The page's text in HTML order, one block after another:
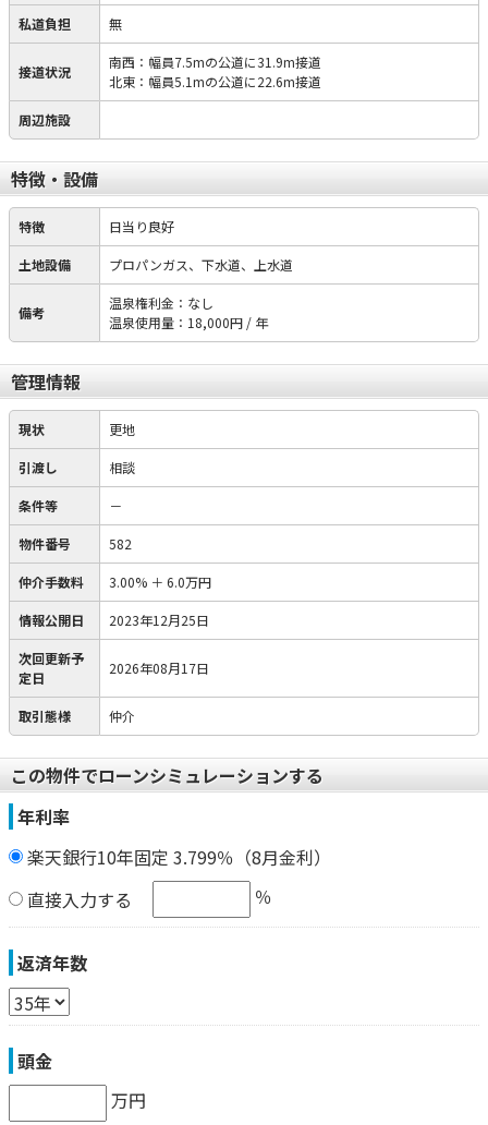
私道負担 無
接道状況
南西：幅員7.5mの公道に31.9m接道
北東：幅員5.1mの公道に22.6m接道
周辺施設
特徴・設備
特徴 日当り良好
土地設備 プロパンガス、下水道、上水道
備考
温泉権利金：なし
温泉使用量：18,000円 / 年
管理情報
現状 更地
引渡し 相談
条件等 －
物件番号 582
仲介手数料 3.00% ＋ 6.0万円
情報公開日 2023年12月25日
次回更新予
定日
2026年08月17日
取引態様 仲介
この物件でローンシミュレーションする
年利率
楽天銀行10年固定 3.799％（8月金利）
直接入力する
％
返済年数
頭金
万円